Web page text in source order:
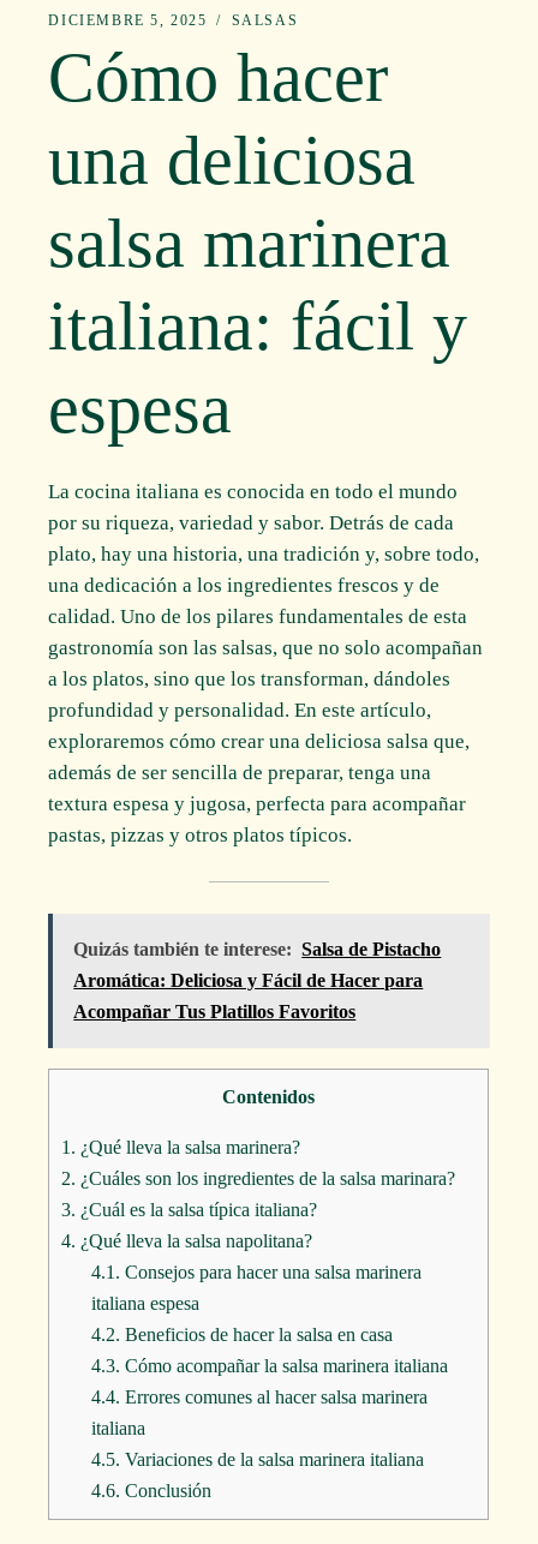
DICIEMBRE 5, 2025 SALSAS
Cómo hacer
una deliciosa
salsa marinera
italiana: fácil y
espesa
La cocina italiana es conocida en todo el mundo
por su riqueza, variedad y sabor. Detrás de cada
plato, hay una historia, una tradición y, sobre todo,
una dedicación a los ingredientes frescos y de
calidad. Uno de los pilares fundamentales de esta
gastronomía son las salsas, que no solo acompañan
a los platos, sino que los transforman, dándoles
profundidad y personalidad. En este artículo,
exploraremos cómo crear una deliciosa salsa que,
además de ser sencilla de preparar, tenga una
textura espesa y jugosa, perfecta para acompañar
pastas, pizzas y otros platos típicos.
Quizás también te interese: Salsa de Pistacho
Aromática: Deliciosa y Fácil de Hacer para
Acompañar Tus Platillos Favoritos
Contenidos
1. ¿Qué lleva la salsa marinera?
2. ¿Cuáles son los ingredientes de la salsa marinara?
3. ¿Cuál es la salsa típica italiana?
4. ¿Qué lleva la salsa napolitana?
4.1. Consejos para hacer una salsa marinera
italiana espesa
4.2. Beneficios de hacer la salsa en casa
4.3. Cómo acompañar la salsa marinera italiana
4.4. Errores comunes al hacer salsa marinera
italiana
4.5. Variaciones de la salsa marinera italiana
4.6. Conclusión